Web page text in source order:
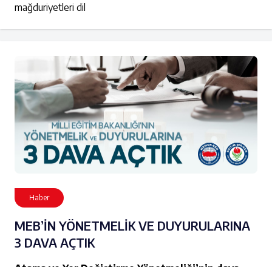
mağduriyetleri dil
Haber
MEB’İN YÖNETMELİK VE DUYURULARINA
3 DAVA AÇTIK